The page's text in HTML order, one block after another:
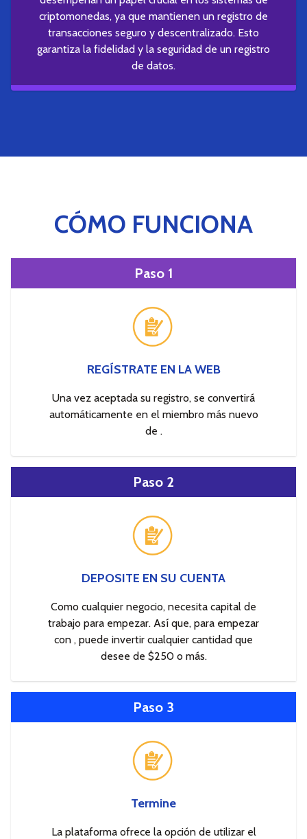
criptomonedas, ya que mantienen un registro de
transacciones seguro y descentralizado. Esto
garantiza la fidelidad y la seguridad de un registro
de datos.
CÓMO FUNCIONA
Paso 1
REGÍSTRATE EN LA WEB
Una vez aceptada su registro, se convertirá
automáticamente en el miembro más nuevo
de .
Paso 2
DEPOSITE EN SU CUENTA
Como cualquier negocio, necesita capital de
trabajo para empezar. Así que, para empezar
con , puede invertir cualquier cantidad que
desee de $250 o más.
Paso 3
Termine
La plataforma ofrece la opción de utilizar el